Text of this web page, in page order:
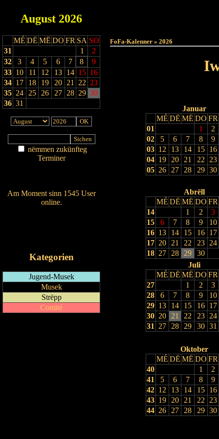
August 2026
MÉ DË MË DO FR SA SO
31
1
2
32
3 4 5 6 7 8
9
33 10 11 12 13 14 15 16
34 17 18 19 20 21 22 23
35 24 25 26 27 28 29 30
36 31
nëmmen zukünfteg
Terminer
Am Moment sinn 1545 User
online.
Kategorien
Jugend-Musek
Musek
Strëpp
Comité
FoFa-Kalenner » 2026
Januar
MÉ DË MË DO FR
01
1
2
02
5 6 7 8
9
03 12 13 14 15
16
04 19 20 21 22
23
05 26 27 28 29 30
Abrëll
MÉ DË MË DO FR
14
1 2
3
15
6 7 8 9
10
16 13 14 15 16
17
17 20 21 22 23
24
18 27 28 29
30
Juli
MÉ DË MË DO FR
27
1 2
3
28
6 7 8 9
10
29 13 14 15 16
17
30 20 21 22 23
24
31
27 28 29 30 31
Oktober
MÉ DË MË DO FR
40
1
2
41
5 6 7 8
9
42 12 13 14 15
16
43 19 20 21 22
23
44 26 27 28 29 30